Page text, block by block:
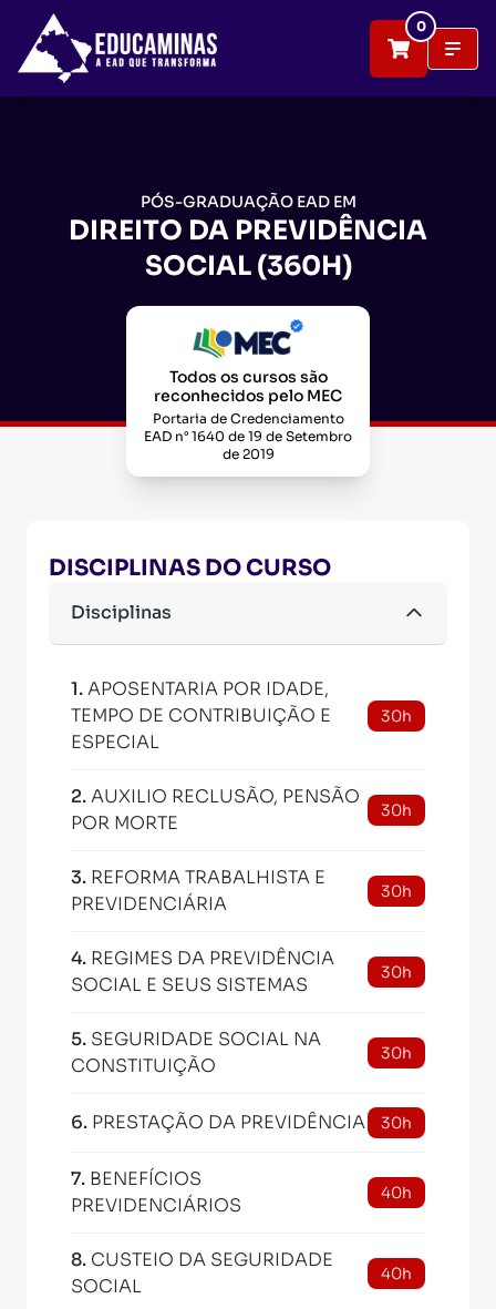
0
PÓS-GRADUAÇÃO EAD EM
DIREITO DA PREVIDÊNCIA
SOCIAL (360H)
Todos os cursos são
reconhecidos pelo MEC
Portaria de Credenciamento
EAD n° 1640 de 19 de Setembro
de 2019
DISCIPLINAS DO CURSO
Disciplinas
1.APOSENTARIA POR IDADE,
TEMPO DE CONTRIBUIÇÃO E
ESPECIAL
30h
2.AUXILIO RECLUSÃO, PENSÃO
POR MORTE
30h
3. REFORMA TRABALHISTA E
PREVIDENCIÁRIA
30h
4. REGIMES DA PREVIDÊNCIA
SOCIAL E SEUS SISTEMAS
30h
5. SEGURIDADE SOCIAL NA
CONSTITUIÇÃO
30h
6. PRESTAÇÃO DA PREVIDÊNCIA 30h
7. BENEFÍCIOS
PREVIDENCIÁRIOS
40h
8. CUSTEIO DA SEGURIDADE
SOCIAL
40h